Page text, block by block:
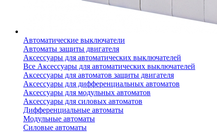
Автоматические выключатели
Автоматы защиты двигателя
Аксессуары для автоматических выключателей
Все Аксессуары для автоматических выключателей
Аксессуары для автоматов защиты двигателя
Аксессуары для дифференциальных автоматов
Аксессуары для модульных автоматов
Аксессуары для силовых автоматов
Дифференциальные автоматы
Модульные автоматы
Силовые автоматы